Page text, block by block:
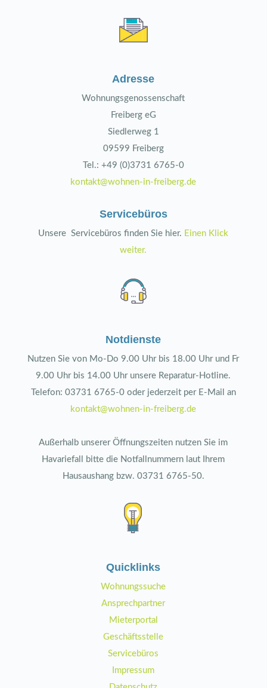
Adresse
Wohnungsgenossenschaft
Freiberg eG
Siedlerweg 1
09599 Freiberg
Tel.: +49 (0)3731 6765-0
kontakt@wohnen-in-freiberg.de
Servicebüros
Unsere Servicebüros finden Sie hier. Einen Klick
weiter.
Notdienste
Nutzen Sie von Mo-Do 9.00 Uhr bis 18.00 Uhr und Fr
9.00 Uhr bis 14.00 Uhr unsere Reparatur-Hotline.
Telefon: 03731 6765-0 oder jederzeit per E-Mail an
kontakt@wohnen-in-freiberg.de
Außerhalb unserer Öffnungszeiten nutzen Sie im
Havariefall bitte die Notfallnummern laut Ihrem
Hausaushang bzw. 03731 6765-50.
Quicklinks
Wohnungssuche
Ansprechpartner
Mieterportal
Geschäftsstelle
Servicebüros
Impressum